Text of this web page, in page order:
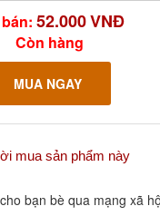
52.000VNĐ
Còn hàng
mua sản phẩm này
bạn bè qua mạng xã